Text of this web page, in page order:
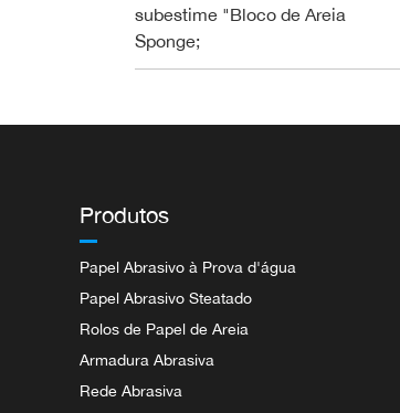
subestime "Bloco de Areia
Sponge;
Produtos
Papel Abrasivo à Prova d'água
Papel Abrasivo Steatado
Rolos de Papel de Areia
Armadura Abrasiva
Rede Abrasiva